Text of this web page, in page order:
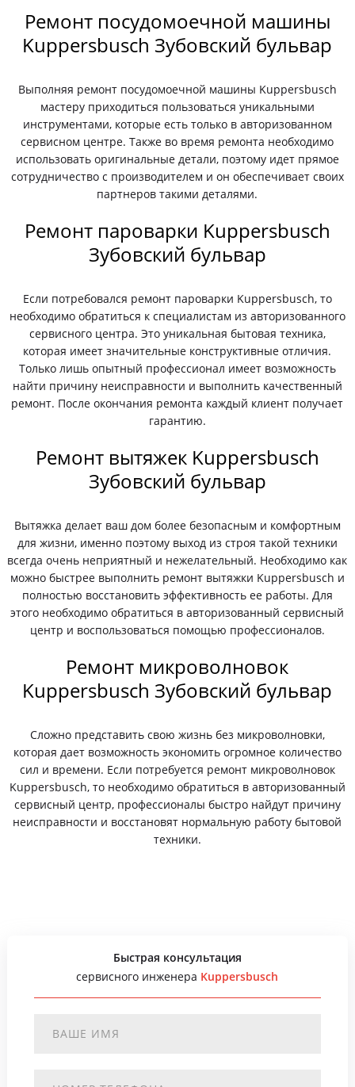
Ремонт посудомоечной машины
Kuppersbusch Зубовский бульвар
Выполняя ремонт посудомоечной машины Kuppersbusch
мастеру приходиться пользоваться уникальными
инструментами, которые есть только в авторизованном
сервисном центре. Также во время ремонта необходимо
использовать оригинальные детали, поэтому идет прямое
сотрудничество с производителем и он обеспечивает своих
партнеров такими деталями.
Ремонт пароварки Kuppersbusch
Зубовский бульвар
Если потребовался ремонт пароварки Kuppersbusch, то
необходимо обратиться к специалистам из авторизованного
сервисного центра. Это уникальная бытовая техника,
которая имеет значительные конструктивные отличия.
Только лишь опытный профессионал имеет возможность
найти причину неисправности и выполнить качественный
ремонт. После окончания ремонта каждый клиент получает
гарантию.
Ремонт вытяжек Kuppersbusch
Зубовский бульвар
Вытяжка делает ваш дом более безопасным и комфортным
для жизни, именно поэтому выход из строя такой техники
всегда очень неприятный и нежелательный. Необходимо как
можно быстрее выполнить ремонт вытяжки Kuppersbusch и
полностью восстановить эффективность ее работы. Для
этого необходимо обратиться в авторизованный сервисный
центр и воспользоваться помощью профессионалов.
Ремонт микроволновок
Kuppersbusch Зубовский бульвар
Сложно представить свою жизнь без микроволновки,
которая дает возможность экономить огромное количество
сил и времени. Если потребуется ремонт микроволновок
Kuppersbusch, то необходимо обратиться в авторизованный
сервисный центр, профессионалы быстро найдут причину
неисправности и восстановят нормальную работу бытовой
техники.
Быстрая консультация
сервисного инженера Kuppersbusch